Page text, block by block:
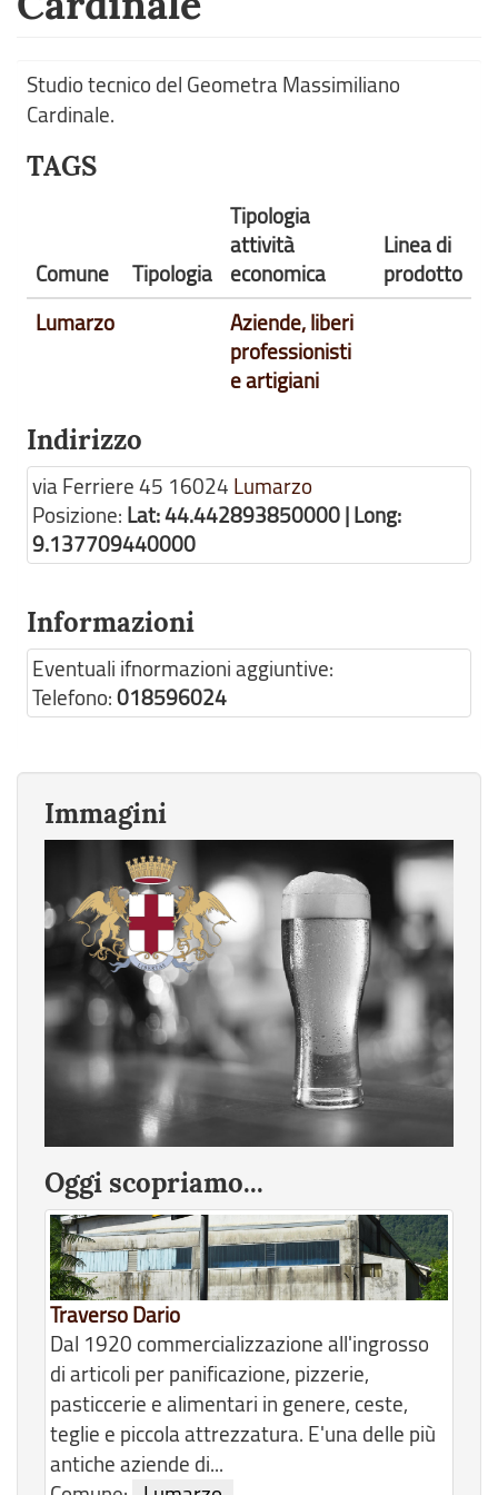
Studio tecnico del Geometra Massimiliano
Cardinale.
TAGS
Comune Tipologia
Tipologia
attività
economica
Linea di
prodotto
Lumarzo
Aziende, liberi
professionisti
e artigiani
Indirizzo
via Ferriere 45 16024 Lumarzo
Posizione: Lat: 44.442893850000 | Long:
9.137709440000
Informazioni
Eventuali ifnormazioni aggiuntive:
Telefono:018596024
Immagini
Oggi scopriamo...
Traverso Dario
Dal 1920 commercializzazione all'ingrosso
di articoli per panificazione, pizzerie,
pasticcerie e alimentari in genere, ceste,
teglie e piccola attrezzatura. E'una delle più
antiche aziende di...